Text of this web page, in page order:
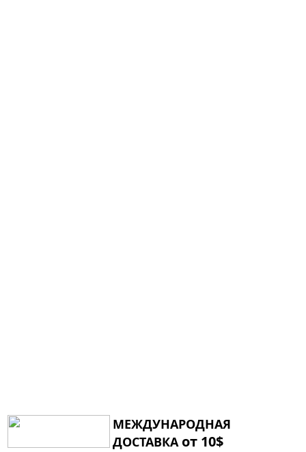
МЕЖДУНАРОДНАЯ
ДОСТАВКА от 10$